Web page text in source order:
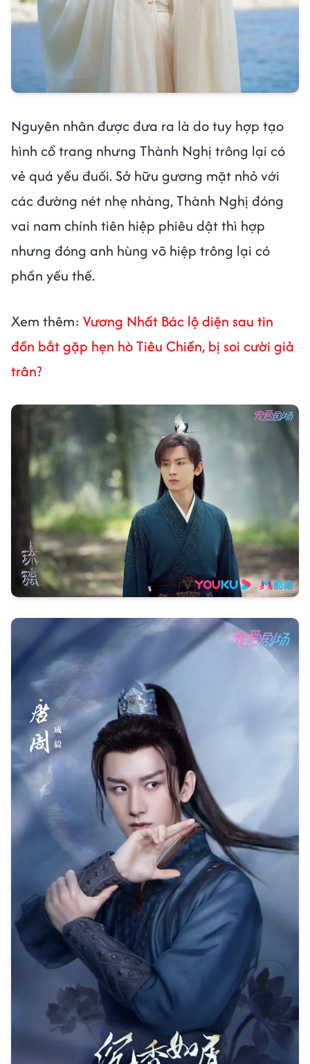
Nguyên nhân được đưa ra là do tuy hợp tạo
hình cổ trang nhưng Thành Nghị trông lại có
vẻ quá yếu đuối. Sở hữu gương mặt nhỏ với
các đường nét nhẹ nhàng, Thành Nghị đóng
vai nam chính tiên hiệp phiêu dật thì hợp
nhưng đóng anh hùng võ hiệp trông lại có
phần yếu thế.
Xem thêm: Vương Nhất Bác lộ diện sau tin
đồn bắt gặp hẹn hò Tiêu Chiến, bị soi cười giả
trân?